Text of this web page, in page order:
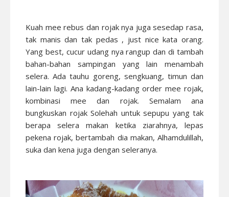
Kuah mee rebus dan rojak nya juga sesedap rasa,
tak manis dan tak pedas , just nice kata orang.
Yang best, cucur udang nya rangup dan di tambah
bahan-bahan sampingan yang lain menambah
selera. Ada tauhu goreng, sengkuang, timun dan
lain-lain lagi. Ana kadang-kadang order mee rojak,
kombinasi mee dan rojak. Semalam ana
bungkuskan rojak Solehah untuk sepupu yang tak
berapa selera makan ketika ziarahnya, lepas
pekena rojak, bertambah dia makan, Alhamdulillah,
suka dan kena juga dengan seleranya.